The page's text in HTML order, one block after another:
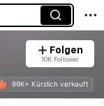
Folgen
10K Follower
99K+ Kürzlich verkauft